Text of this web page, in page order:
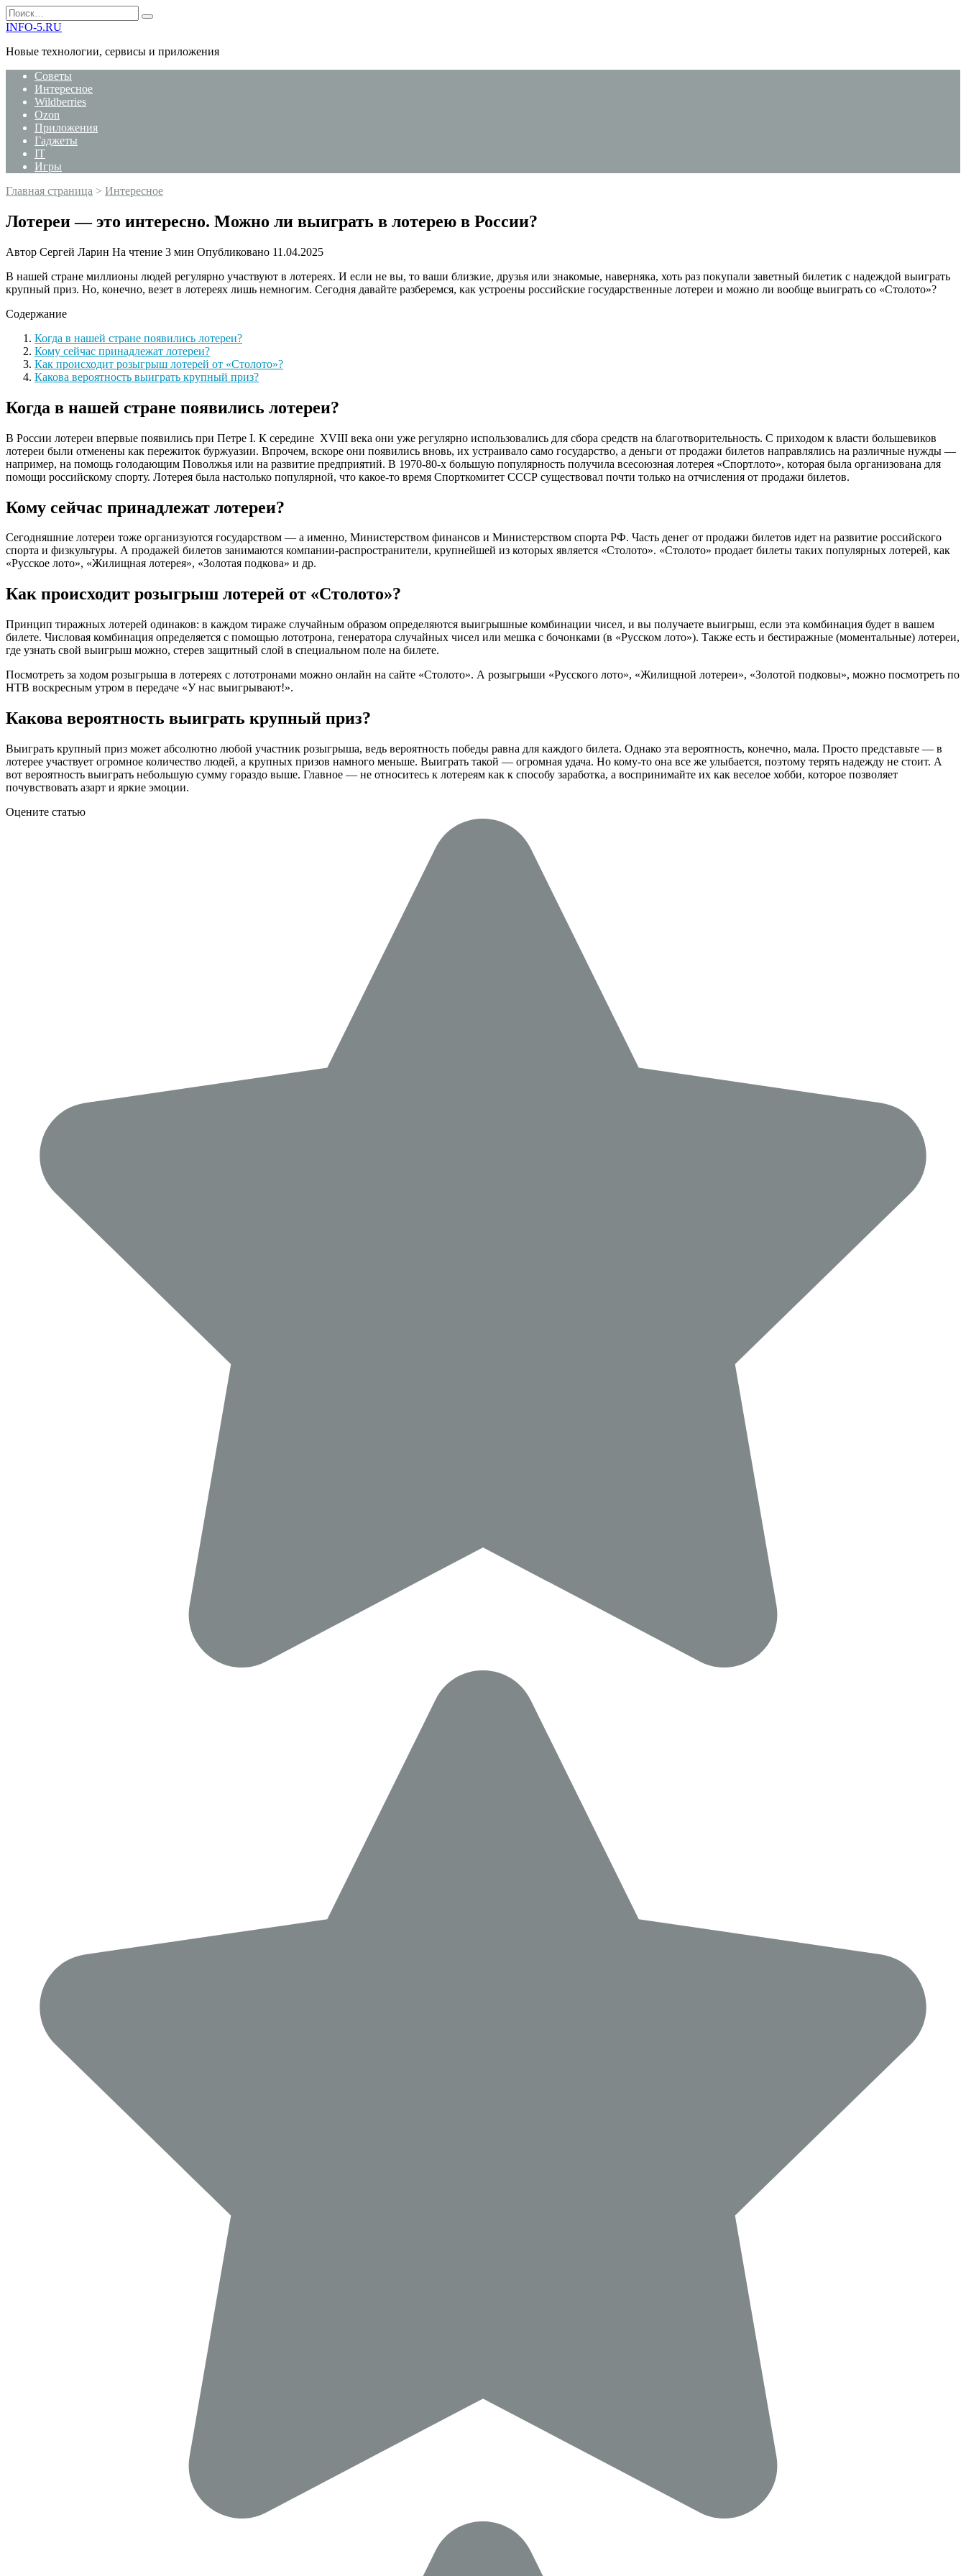
Перейти
к
Search
for:
INFO-5.RU
Новые технологии, сервисы и приложения
Советы
Интересное
Wildberries
Ozon
Приложения
Гаджеты
IT
Игры
Главная страница > Интересное
Лотереи — это интересно. Можно ли выиграть в лотерею в России?
Автор Сергей Ларин На чтение 3 мин Опубликовано 11.04.2025
В нашей стране миллионы людей регулярно участвуют в лотереях. И если не вы, то ваши близкие, друзья или знакомые, наверняка, хоть раз покупали заветный билетик с надеждой выиграть
крупный приз. Но, конечно, везет в лотереях лишь немногим. Сегодня давайте разберемся, как устроены российские государственные лотереи и можно ли вообще выиграть со «Столото»?
Содержание
Когда в нашей стране появились лотереи?
Кому сейчас принадлежат лотереи?
Как происходит розыгрыш лотерей от «Столото»?
Какова вероятность выиграть крупный приз?
Когда в нашей стране появились лотереи?
В России лотереи впервые появились при Петре I. К середине XVIII века они уже регулярно использовались для сбора средств на благотворительность. С приходом к власти большевиков
лотереи были отменены как пережиток буржуазии. Впрочем, вскоре они появились вновь, их устраивало само государство, а деньги от продажи билетов направлялись на различные нужды —
например, на помощь голодающим Поволжья или на развитие предприятий. В 1970-80-х большую популярность получила всесоюзная лотерея «Спортлото», которая была организована для
помощи российскому спорту. Лотерея была настолько популярной, что какое-то время Спорткомитет СССР существовал почти только на отчисления от продажи билетов.
Кому сейчас принадлежат лотереи?
Сегодняшние лотереи тоже организуются государством — а именно, Министерством финансов и Министерством спорта РФ. Часть денег от продажи билетов идет на развитие российского
спорта и физкультуры. А продажей билетов занимаются компании-распространители, крупнейшей из которых является «Столото». «Столото» продает билеты таких популярных лотерей, как
«Русское лото», «Жилищная лотерея», «Золотая подкова» и др.
Как происходит розыгрыш лотерей от «Столото»?
Принцип тиражных лотерей одинаков: в каждом тираже случайным образом определяются выигрышные комбинации чисел, и вы получаете выигрыш, если эта комбинация будет в вашем
билете. Числовая комбинация определяется с помощью лототрона, генератора случайных чисел или мешка с бочонками (в «Русском лото»). Также есть и бестиражные (моментальные) лотереи,
где узнать свой выигрыш можно, стерев защитный слой в специальном поле на билете.
Посмотреть за ходом розыгрыша в лотереях с лототронами можно онлайн на сайте «Столото». А розыгрыши «Русского лото», «Жилищной лотереи», «Золотой подковы», можно посмотреть по
НТВ воскресным утром в передаче «У нас выигрывают!».
Какова вероятность выиграть крупный приз?
Выиграть крупный приз может абсолютно любой участник розыгрыша, ведь вероятность победы равна для каждого билета. Однако эта вероятность, конечно, мала. Просто представьте — в
лотерее участвует огромное количество людей, а крупных призов намного меньше. Выиграть такой — огромная удача. Но кому-то она все же улыбается, поэтому терять надежду не стоит. А
вот вероятность выиграть небольшую сумму гораздо выше. Главное — не относитесь к лотереям как к способу заработка, а воспринимайте их как веселое хобби, которое позволяет
почувствовать азарт и яркие эмоции.
Оцените статью